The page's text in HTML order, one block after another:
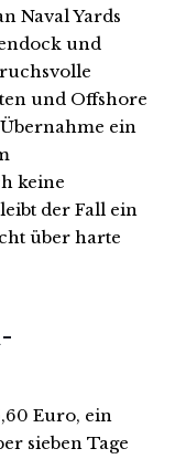
Naval Yards
und
und Offshore
ein
keine
der Fall ein
über harte
Euro, ein
sieben Tage